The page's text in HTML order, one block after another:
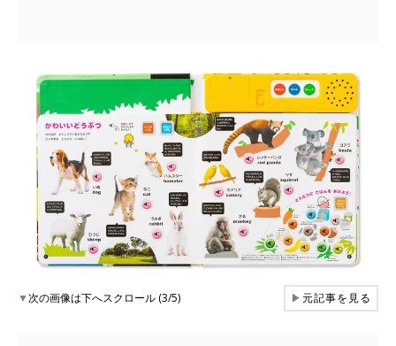
▼次の画像は下へスクロール (3/5) ▶元記事を見る